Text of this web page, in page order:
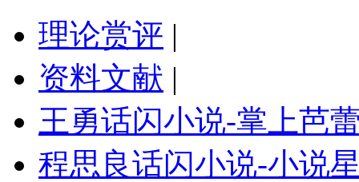
理论赏评 |
资料文献 |
王勇话闪小说-掌上芭
程思良话闪小说-小说